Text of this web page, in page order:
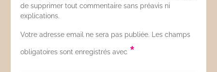
de supprimer tout commentaire sans préavis ni
explications.
Votre adresse email ne sera pas publiée. Les champs
obligatoires sont enregistrés avec *